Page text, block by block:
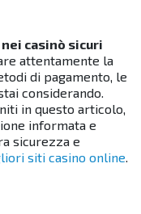
casinò sicuri
attentamente la
di pagamento, le
considerando.
in questo articolo,
informata e
sicurezza e
siti casino online